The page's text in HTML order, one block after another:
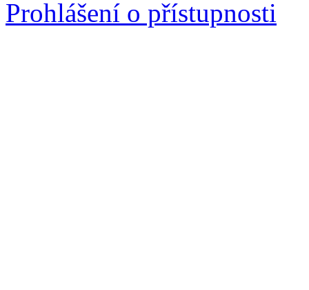
Prohlášení o přístupnosti